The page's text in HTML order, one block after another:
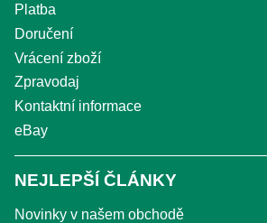
Platba
Doručení
Vrácení zboží
Zpravodaj
Kontaktní informace
eBay
NEJLEPŠÍ ČLÁNKY
Novinky v našem obchodě